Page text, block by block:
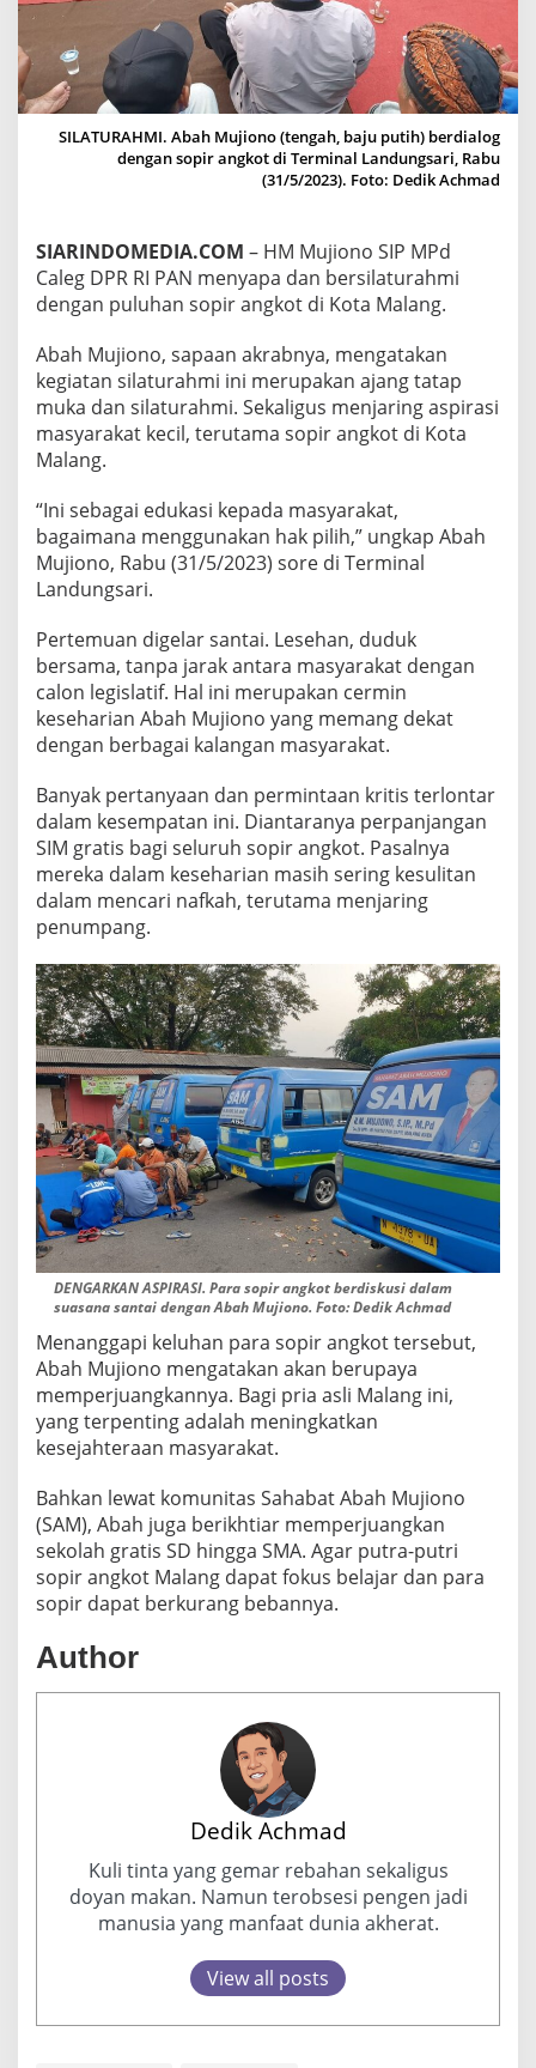
E
R
S
L
A
T
U
R
M
I
D
E
G
A
N
S
O
R
A
N
G
T
K
O
T
A
M
L
A
N
G
SILATURAHMI. Abah Mujiono (tengah, baju putih) berdialog
dengan sopir angkot di Terminal Landungsari, Rabu
(31/5/2023). Foto: Dedik Achmad
SIARINDOMEDIA.COM – HM Mujiono SIP MPd
Caleg DPR RI PAN menyapa dan bersilaturahmi
dengan puluhan sopir angkot di Kota Malang.
Abah Mujiono, sapaan akrabnya, mengatakan
kegiatan silaturahmi ini merupakan ajang tatap
muka dan silaturahmi. Sekaligus menjaring aspirasi
masyarakat kecil, terutama sopir angkot di Kota
Malang.
“Ini sebagai edukasi kepada masyarakat,
bagaimana menggunakan hak pilih,” ungkap Abah
Mujiono, Rabu (31/5/2023) sore di Terminal
Landungsari.
Pertemuan digelar santai. Lesehan, duduk
bersama, tanpa jarak antara masyarakat dengan
calon legislatif. Hal ini merupakan cermin
keseharian Abah Mujiono yang memang dekat
dengan berbagai kalangan masyarakat.
Banyak pertanyaan dan permintaan kritis terlontar
dalam kesempatan ini. Diantaranya perpanjangan
SIM gratis bagi seluruh sopir angkot. Pasalnya
mereka dalam keseharian masih sering kesulitan
dalam mencari nafkah, terutama menjaring
penumpang.
DENGARKAN ASPIRASI. Para sopir angkot berdiskusi dalam
suasana santai dengan Abah Mujiono. Foto: Dedik Achmad
Menanggapi keluhan para sopir angkot tersebut,
Abah Mujiono mengatakan akan berupaya
memperjuangkannya. Bagi pria asli Malang ini,
yang terpenting adalah meningkatkan
kesejahteraan masyarakat.
Bahkan lewat komunitas Sahabat Abah Mujiono
(SAM), Abah juga berikhtiar memperjuangkan
sekolah gratis SD hingga SMA. Agar putra-putri
sopir angkot Malang dapat fokus belajar dan para
sopir dapat berkurang bebannya.
Author
Dedik Achmad
Kuli tinta yang gemar rebahan sekaligus
doyan makan. Namun terobsesi pengen jadi
manusia yang manfaat dunia akherat.
View all posts